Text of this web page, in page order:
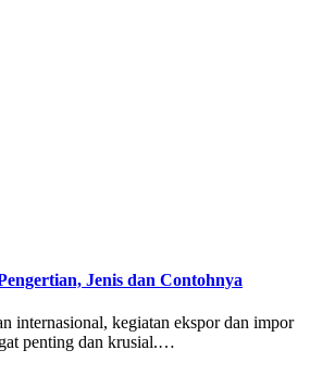
Jenis dan Contohnya
internasional, kegiatan ekspor dan impor
penting dan krusial.…